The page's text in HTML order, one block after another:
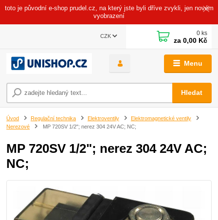
toto je původní e-shop prudel.cz, na který jste byli dříve zvykli, jen novém
vyobrazení
Menu
CZK
Hledat
0ks
za 0,00 Kč
Úvod Regulační technika Elektroventily
Elektromagnetické ventily
Nerezové
MP 720SV 1/2"; nerez 304 24V AC; NC;
MP 720SV 1/2"; nerez 304 24V AC;
NC;